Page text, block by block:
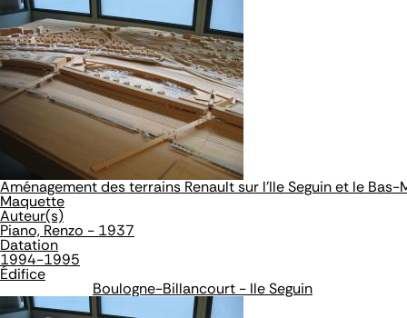
Aménagement des terrains Renault sur l'Ile Seguin et le Bas-
Maquette
Auteur(s)
Piano, Renzo - 1937
Datation
1994-1995
Édifice
Boulogne-Billancourt - Ile Seguin